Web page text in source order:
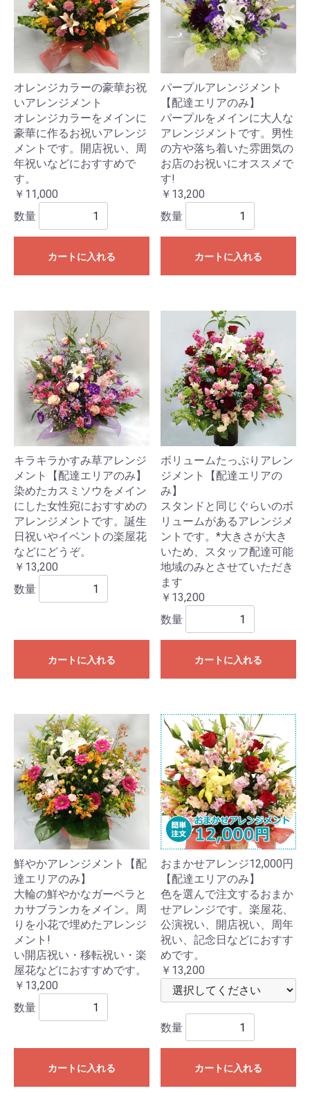
オレンジカラーの豪華お祝
いアレンジメント
オレンジカラーをメインに
豪華に作るお祝いアレンジ
メントです。開店祝い、周
年祝いなどにおすすめで
す。
￥11,000
数量
カートに入れる
パープルアレンジメント
【配達エリアのみ】
パープルをメインに大人な
アレンジメントです。男性
の方や落ち着いた雰囲気の
お店のお祝いにオススメで
す!
￥13,200
数量
カートに入れる
キラキラかすみ草アレンジ
メント【配達エリアのみ】
染めたカスミソウをメイン
にした女性宛におすすめの
アレンジメントです。誕生
日祝いやイベントの楽屋花
などにどうぞ。
￥13,200
数量
カートに入れる
ボリュームたっぷりアレン
ジメント【配達エリアの
み】
スタンドと同じぐらいのボ
リュームがあるアレンジメ
ントです。*大きさが大き
いため、スタッフ配達可能
地域のみとさせていただき
ます
￥13,200
数量
カートに入れる
鮮やかアレンジメント【配
達エリアのみ】
大輪の鮮やかなガーベラと
カサブランカをメイン。周
りを小花で埋めたアレンジ
メント!
い開店祝い・移転祝い・楽
屋花などにおすすめです。
￥13,200
数量
カートに入れる
おまかせアレンジ12,000円
【配達エリアのみ】
色を選んで注文するおまか
せアレンジです。楽屋花、
公演祝い、開店祝い、周年
祝い、記念日などにおすす
めです。
￥13,200
数量
カートに入れる